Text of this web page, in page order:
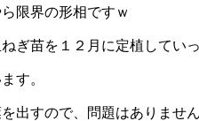
限界の形相ですｗ
ぎ苗を１２月に定植してい
す。
出すので、問題はありません